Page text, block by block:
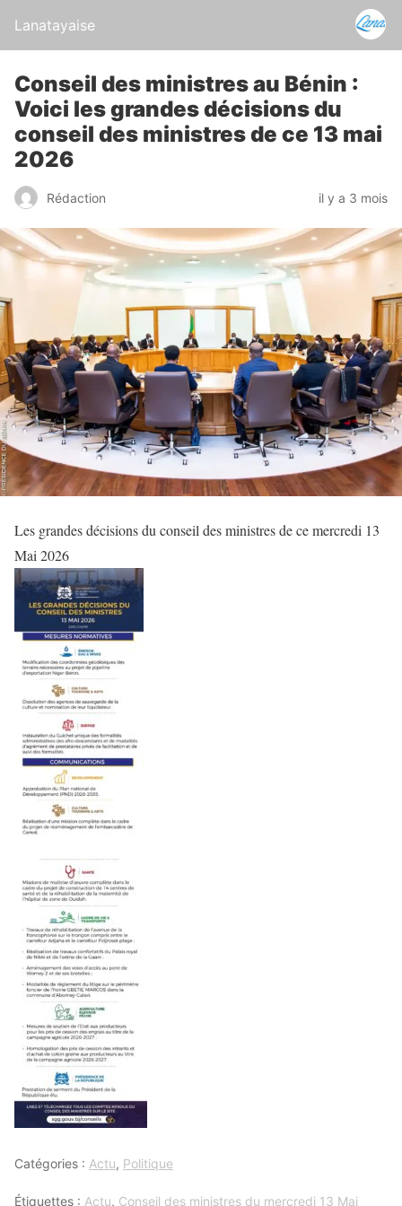
Lanatayaise
Conseil des ministres au Bénin :
Voici les grandes décisions du
conseil des ministres de ce 13 mai
2026
Rédaction il y a 3 mois
Les grandes décisions du conseil des ministres de ce mercredi 13
Mai 2026
Catégories : Actu, Politique
Étiquettes : Actu, Conseil des ministres du mercredi 13 Mai